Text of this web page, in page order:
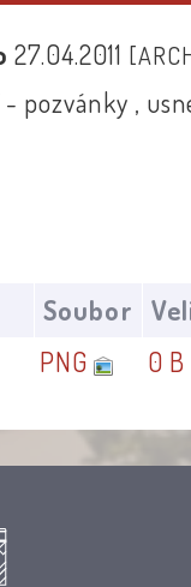
27.04.2011
pozvánky ,
Soubor
PNG 0 B